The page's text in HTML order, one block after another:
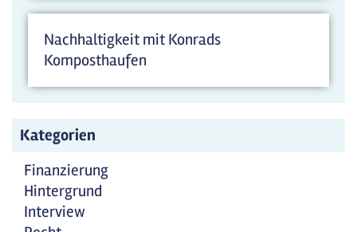
Nachhaltigkeit mit Konrads
Komposthaufen
Kategorien
Finanzierung
Hintergrund
Interview